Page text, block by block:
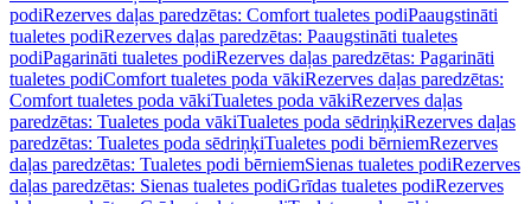
podiRezerves daļas paredzētas: Comfort tualetes podiPaaugstināti
tualetes podiRezerves daļas paredzētas: Paaugstināti tualetes
podiPagarināti tualetes podiRezerves daļas paredzētas: Pagarināti
tualetes podiComfort tualetes poda vākiRezerves daļas paredzētas:
Comfort tualetes poda vākiTualetes poda vākiRezerves daļas
paredzētas: Tualetes poda vākiTualetes poda sēdriņķiRezerves daļas
paredzētas: Tualetes poda sēdriņķiTualetes podi bērniemRezerves
daļas paredzētas: Tualetes podi bērniemSienas tualetes podiRezerves
daļas paredzētas: Sienas tualetes podiGrīdas tualetes podiRezerves